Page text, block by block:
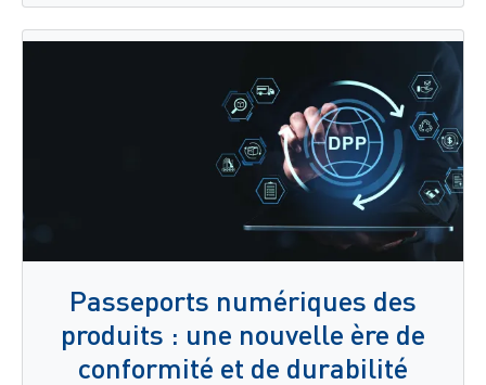
Passeports numériques des
produits : une nouvelle ère de
conformité et de durabilité